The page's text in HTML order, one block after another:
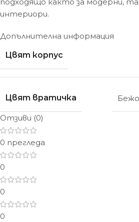
интериори.
Допълнителна информация
Цвят корпус
Цвят вратичка
Отзиви (0)
0 прегледа
0
0
0